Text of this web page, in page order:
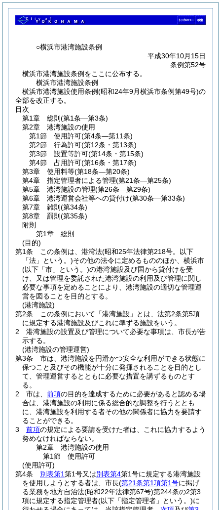
○横浜市港湾施設条例
平成30年10月15日
条例第52号
横浜市港湾施設条例をここに公布する。
横浜市港湾施設条例
横浜市港湾施設使用条例(昭和24年9月横浜市条例第49号)の
全部を改正する。
目次
第1章
総則 (第1条―第3条)
第2章
港湾施設の使用
第1節
使用許可(第4条―第11条)
第2節
行為許可(第12条・第13条)
第3節
設置等許可(第14条・第15条)
第4節
占用許可(第16条・第17条)
第3章
使用料等(第18条―第20条)
第4章
指定管理者による管理(第21条―第25条)
第5章
港湾施設の管理(第26条―第29条)
第6章
港湾運営会社等への貸付け(第30条―第33条)
第7章
雑則 (第34条)
第8章
罰則 (第35条)
附則
第1章
総則
(目的)
第1条
この条例は、港湾法(昭和25年法律第218号。以下
「法」という。)その他の法令に定めるもののほか、横浜市
(以下「市」という。)の港湾施設及び国から貸付けを受
け、又は管理を委託された港湾施設の利用及び管理に関し
必要な事項を定めることにより、港湾施設の適切な管理運
営を図ることを目的とする。
(港湾施設)
第2条
この条例において「港湾施設」とは、法第2条第5項
に規定する港湾施設及びこれに準ずる施設をいう。
2
港湾施設の設置及び管理について必要な事項は、市長が告
示する。
(港湾施設の管理運営)
第3条
市は、港湾施設を円滑かつ安全な利用ができる状態に
保つこと及びその機能が十分に発揮されることを目的とし
て、管理運営するとともに必要な措置を講ずるものとす
る。
2
市は、 前項の目的を達成するために必要があると認める場
合は、港湾施設の利用に係る総合的な調整を行うととも
に、港湾施設を利用する者その他の関係者に協力を要請す
ることができる。
3
前項の規定による要請を受けた者は、これに協力するよう
努めなければならない。
第2章
港湾施設の使用
第1節
使用許可
(使用許可)
第4条
別表第1第1号又は別表第4第1号に規定する港湾施設
を使用しようとする者は、市長(第21条第1項第1号に掲げ
る業務を地方自治法(昭和22年法律第67号)第244条の2第3
項に規定する指定管理者(以下「指定管理者」という。)に